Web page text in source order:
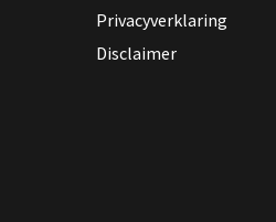
Privacyverklaring
Disclaimer